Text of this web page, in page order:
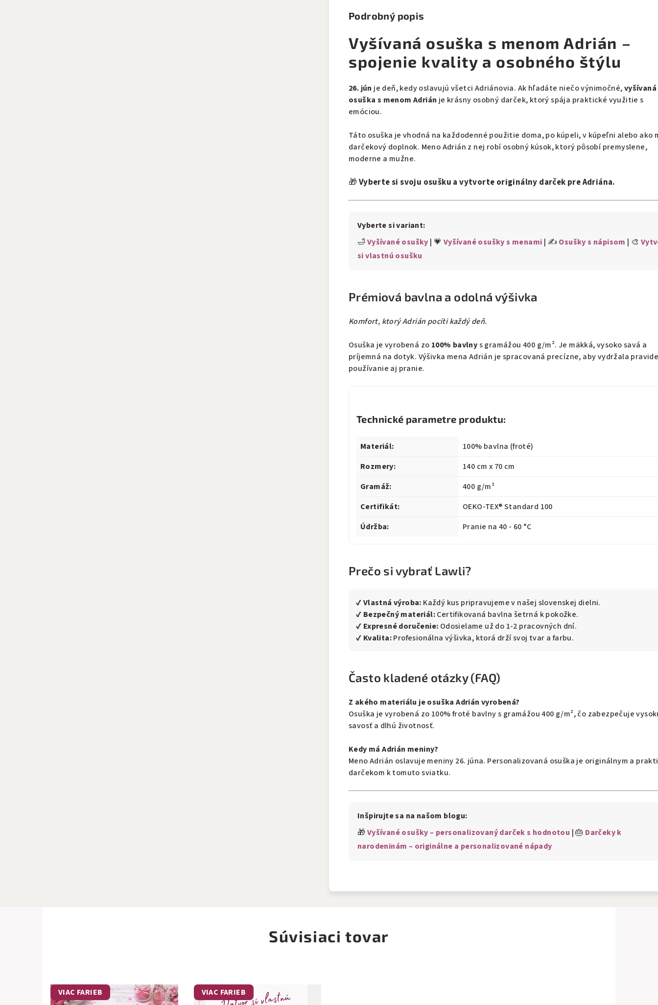
Podrobný popis
Vyšívaná osuška s menom Adrián –
spojenie kvality a osobného štýlu
26. jún je deň, kedy oslavujú všetci Adriánovia. Ak hľadáte niečo výnimočné,vyšívaná
osuška s menom Adrián je krásny osobný darček, ktorý spája praktické využitie s
emóciou.
Táto osuška je vhodná na každodenné použitie doma, po kúpeli, v kúpeľni alebo ako
darčekový doplnok. Meno Adrián z nej robí osobný kúsok, ktorý pôsobí premyslene,
moderne a mužne.
🎁 Vyberte si svoju osušku a vytvorte originálny darček pre Adriána.
Vyberte si variant:
🛁 Vyšívané osušky | 💗 Vyšívané osušky s menami | ✍️ Osušky s nápisom | 🎨
si vlastnú osušku
Prémiová bavlna a odolná výšivka
Komfort, ktorý Adrián pocíti každý deň.
Osuška je vyrobená zo 100% bavlnys gramážou 400 g/m². Je mäkká, vysoko savá a
príjemná na dotyk. Výšivka mena Adrián je spracovaná precízne, aby vydržala
používanie aj pranie.
Technické parametre produktu:
Materiál:
100% bavlna (froté)
Rozmery:
140 cm x 70 cm
Gramáž:
400 g/m²
Certifikát:
OEKO-TEX® Standard 100
Údržba:
Pranie na 40 - 60 °C
Prečo si vybrať Lawli?
✔Vlastná výroba: Každý kus pripravujeme v našej slovenskej dielni.
✔ Bezpečný materiál:Certifikovaná bavlna šetrná k pokožke.
✔ Expresné doručenie: Odosielame už do 1-2 pracovných dní.
✔ Kvalita:Profesionálna výšivka, ktorá drží svoj tvar a farbu.
Často kladené otázky (FAQ)
Z akého materiálu je osuška Adrián vyrobená?
Osuška je vyrobená zo 100% froté bavlny s gramážou 400 g/m², čo zabezpečuje
savosť a dlhú životnosť.
Kedy má Adrián meniny?
Meno Adrián oslavuje meniny 26. júna. Personalizovaná osuška je originálnym a
darčekom k tomuto sviatku.
Inšpirujte sa na našom blogu:
🎁 Vyšívané osušky – personalizovaný darček s hodnotou | 🎂 Darčeky k
narodeninám – originálne a personalizované nápady
Súvisiaci tovar
VIAC FARIEB VIAC FARIEB